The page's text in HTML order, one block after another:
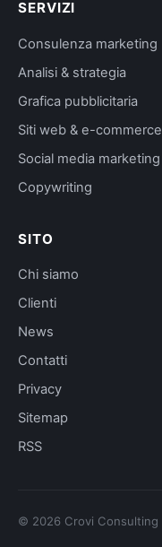
SERVIZI
Consulenza marketing
Analisi & strategia
Grafica pubblicitaria
Siti web & e-commerce
Social media marketing
Copywriting
SITO
Chi siamo
Clienti
News
Contatti
Privacy
Sitemap
RSS
© 2026 Crovi Consulting